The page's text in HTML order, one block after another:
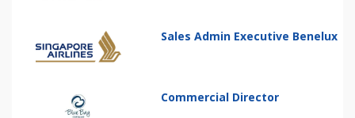
Sales Admin Executive Benelux
Commercial Director